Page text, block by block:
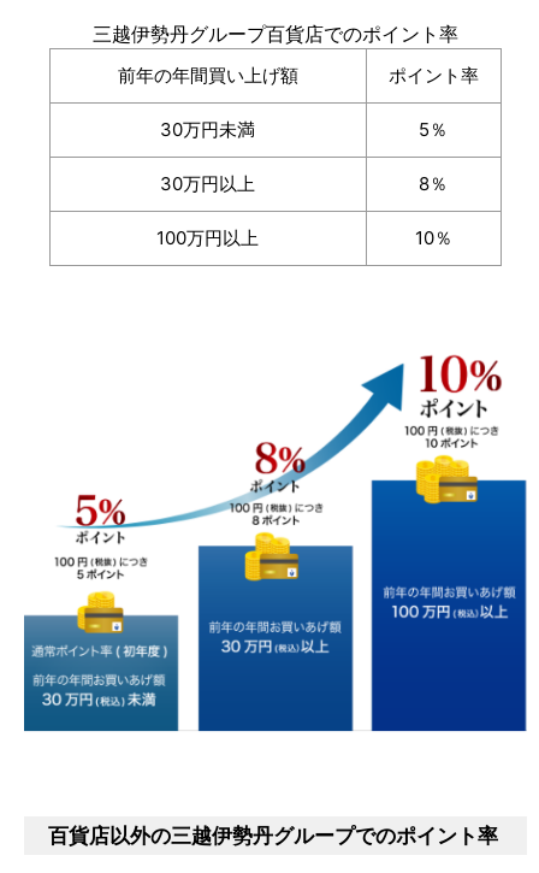
三越伊勢丹グループ百貨店でのポイント率
前年の年間買い上げ額 ポイント率
30万円未満 5％
30万円以上 8％
100万円以上 10％
百貨店以外の三越伊勢丹グループでのポイント率